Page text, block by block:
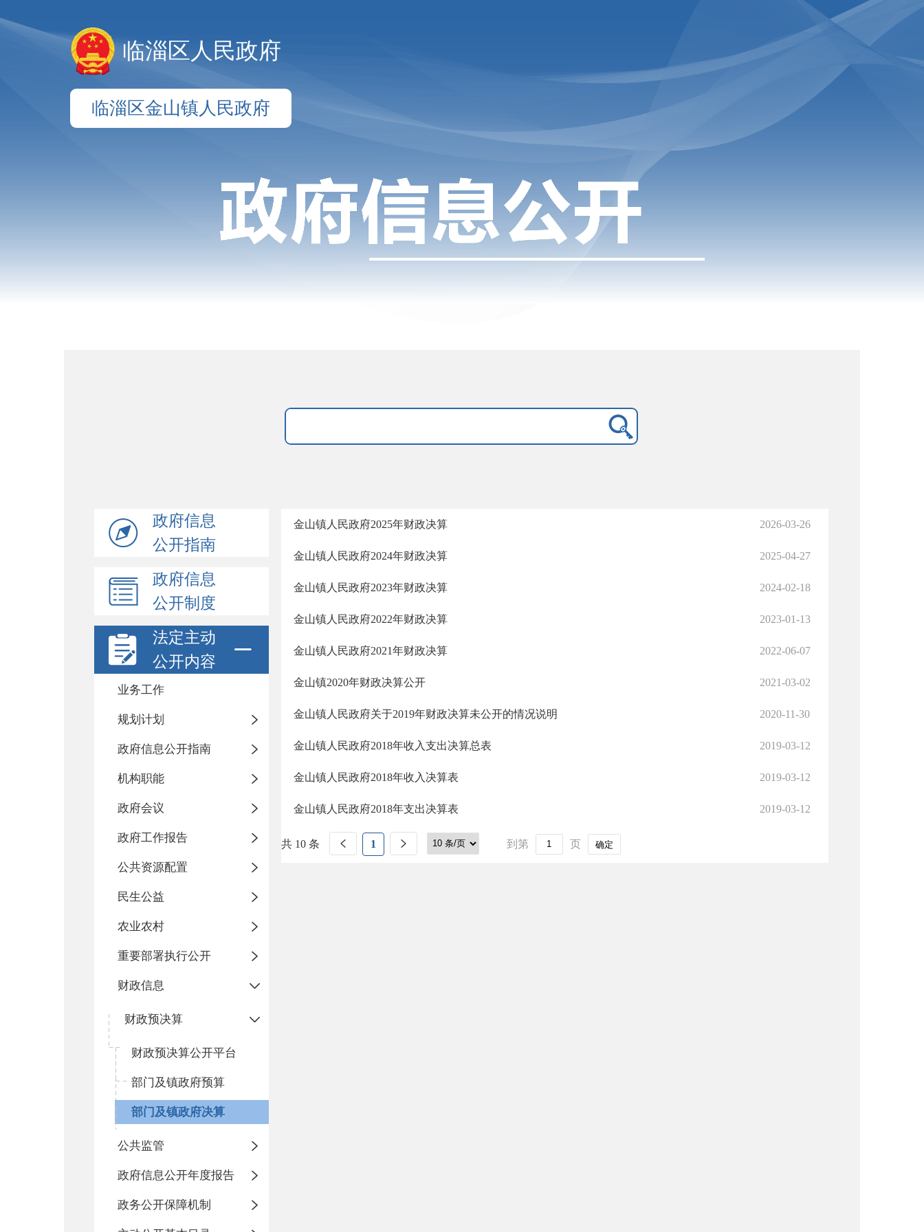
临淄区人民政府
临淄区金山镇人民政府
政府信息
公开指南
政府信息
公开制度
法定主动
公开内容
业务工作
规划计划
政府信息公开指南
机构职能
政府会议
政府工作报告
公共资源配置
民生公益
农业农村
重要部署执行公开
财政信息
财政预决算
财政预决算公开平台
部门及镇政府预算
部门及镇政府决算
公共监管
政府信息公开年度报告
政务公开保障机制
金山镇人民政府2025年财政决算 2026-03-26
金山镇人民政府2024年财政决算 2025-04-27
金山镇人民政府2023年财政决算 2024-02-18
金山镇人民政府2022年财政决算 2023-01-13
金山镇人民政府2021年财政决算 2022-06-07
金山镇2020年财政决算公开 2021-03-02
金山镇人民政府关于2019年财政决算未公开的情况说明 2020-11-30
金山镇人民政府2018年收入支出决算总表 2019-03-12
金山镇人民政府2018年收入决算表 2019-03-12
金山镇人民政府2018年支出决算表 2019-03-12
共 10 条 1 到第 页 确定